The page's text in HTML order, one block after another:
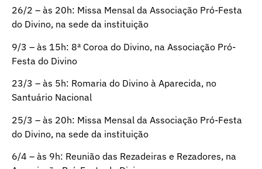
26/2 – às 20h: Missa Mensal da Associação Pró-Festa
do Divino, na sede da instituição
9/3 – às 15h: 8ª Coroa do Divino, na Associação Pró-
Festa do Divino
23/3 – às 5h: Romaria do Divino à Aparecida, no
Santuário Nacional
25/3 – às 20h: Missa Mensal da Associação Pró-Festa
do Divino, na sede da instituição
6/4 – às 9h: Reunião das Rezadeiras e Rezadores, na